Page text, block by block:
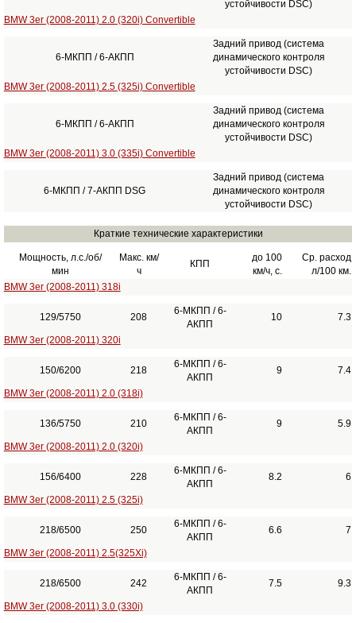
устойчивости DSC)
BMW 3er (2008-2011) 2.0 (320i) Convertible
6-МКПП / 6-АКПП
Задний привод (система
динамического контроля
устойчивости DSC)
BMW 3er (2008-2011) 2.5 (325i) Convertible
6-МКПП / 6-АКПП
Задний привод (система
динамического контроля
устойчивости DSC)
BMW 3er (2008-2011) 3.0 (335i) Convertible
6-МКПП / 7-АКПП DSG
Задний привод (система
динамического контроля
устойчивости DSC)
Краткие технические характеристики
Мощность, л.с./об/
мин
Макс. км/
ч
КПП
до 100
км/ч, с.
Ср. расход
л/100 км.
BMW 3er (2008-2011) 318i
129/5750 208
6-МКПП / 6-
АКПП
10 7.3
BMW 3er (2008-2011) 320i
150/6200 218
6-МКПП / 6-
АКПП
9 7.4
BMW 3er (2008-2011) 2.0 (318i)
136/5750 210
6-МКПП / 6-
АКПП
9 5.9
BMW 3er (2008-2011) 2.0 (320i)
156/6400 228
6-МКПП / 6-
АКПП
8.2 6
BMW 3er (2008-2011) 2.5 (325i)
218/6500 250
6-МКПП / 6-
АКПП
6.6 7
BMW 3er (2008-2011) 2.5(325Xi)
218/6500 242
6-МКПП / 6-
АКПП
7.5 9.3
BMW 3er (2008-2011) 3.0 (330i)